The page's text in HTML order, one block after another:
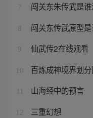
7 闯关东朱传武是
8 闯关东传武原型
9 仙武传2在线观看
10 百炼成神境界划分
山海经中的预言
12 三重幻想